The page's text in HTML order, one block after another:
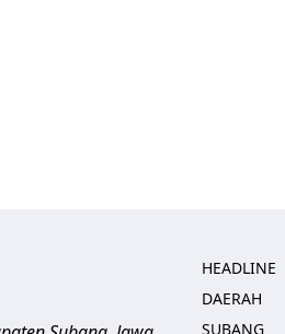
HEADLINE
DAERAH
SUBANG